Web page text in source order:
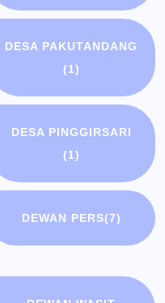
DESA PAKUTANDANG
(1)
DESA PINGGIRSARI
(1)
DEWAN PERS(7)